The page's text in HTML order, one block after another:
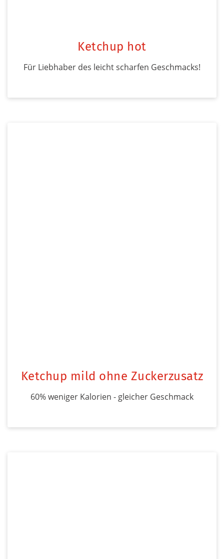
Ketchup hot
Für Liebhaber des leicht scharfen Geschmacks!
Ketchup mild ohne Zuckerzusatz
60% weniger Kalorien - gleicher Geschmack